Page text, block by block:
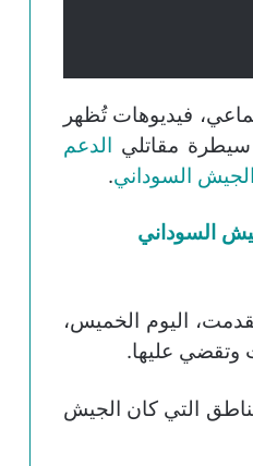
فيديوهات تُظهر
مقاتلي الدعم
الجيش السوداني.
السوداني
اليوم الخميس،
وتقضي عليها.
التي كان الجيش